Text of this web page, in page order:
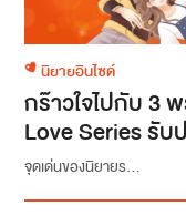
นิยายอินไซด์
กร๊าวใจไปกับ 3
Love Series รับ
จุดเด่นของนิยายร...